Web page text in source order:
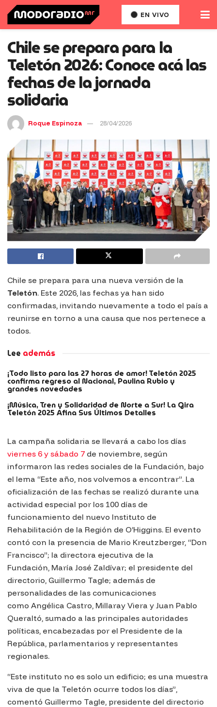
EN VIVO
Chile se prepara para la
Teletón 2026: Conoce acá las
fechas de la jornada
solidaria
Roque Espinoza 28/04/2026
Chile se prepara para una nueva versión de la
Teletón. Este 2026, las fechas ya han sido
confirmadas, invitando nuevamente a todo el país a
reunirse en torno a una causa que nos pertenece a
todos.
Lee además
¡Todo listo para las 27 horas de amor! Teletón 2025
confirma regreso al Nacional, Paulina Rubio y
grandes novedades
¡Música, Tren y Solidaridad de Norte a Sur! La Gira
Teletón 2025 Afina Sus Últimos Detalles
La campaña solidaria se llevará a cabo los días
viernes 6 y sábado 7 de noviembre, según
informaron las redes sociales de la Fundación, bajo
el lema “Este año, nos volvemos a encontrar”. La
oficialización de las fechas se realizó durante una
actividad especial por los 100 días de
funcionamiento del nuevo Instituto de
Rehabilitación de la Región de O’Higgins. El evento
contó con la presencia de Mario Kreutzberger, “Don
Francisco”; la directora ejecutiva de la
Fundación, María José Zaldívar; el presidente del
directorio, Guillermo Tagle; además de
personalidades de las comunicaciones
como Angélica Castro, Millaray Viera y Juan Pablo
Queraltó, sumado a las principales autoridades
políticas, encabezadas por el Presidente de la
República, parlamentarios y representantes
regionales.
“Este instituto no es solo un edificio; es una muestra
viva de que la Teletón ocurre todos los días”,
comentó Guillermo Tagle, presidente del directorio